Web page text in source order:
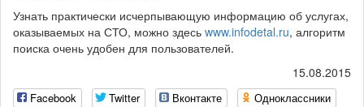
Узнать практически исчерпывающую информацию об услугах,
оказываемых на СТО, можно здесь www.infodetal.ru, алгоритм
поиска очень удобен для пользователей.
15.08.2015
Facebook Twitter Вконтакте Одноклассники